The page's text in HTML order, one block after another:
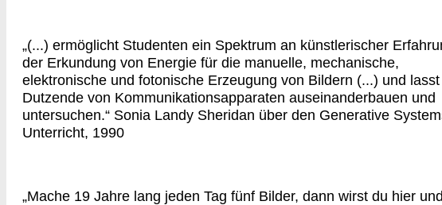
„(...) ermöglicht Studenten ein Spektrum an künstlerischer
der Erkundung von Energie für die manuelle, mechanische,
elektronische und fotonische Erzeugung von Bildern (...) und
Dutzende von Kommunikationsapparaten auseinanderbauen und
untersuchen.“ Sonia Landy Sheridan über den Generative
Unterricht, 1990
„Mache 19 Jahre lang jeden Tag fünf Bilder, dann wirst du hier